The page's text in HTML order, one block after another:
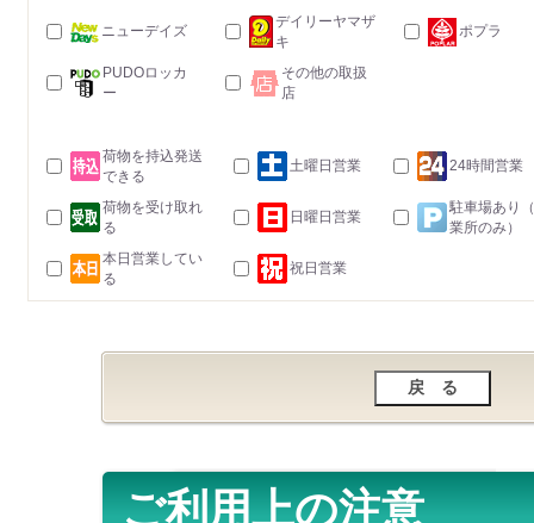
ニューデイズ
デイリーヤマザ
キ
ポプラ
PUDOロッカ
ー
その他の取扱
店
荷物を持込発送
できる
土曜日営業 24時間営業
荷物を受け取れ
る
日曜日営業
駐車場あり
業所のみ）
本日営業してい
る
祝日営業
ご利用上の注意